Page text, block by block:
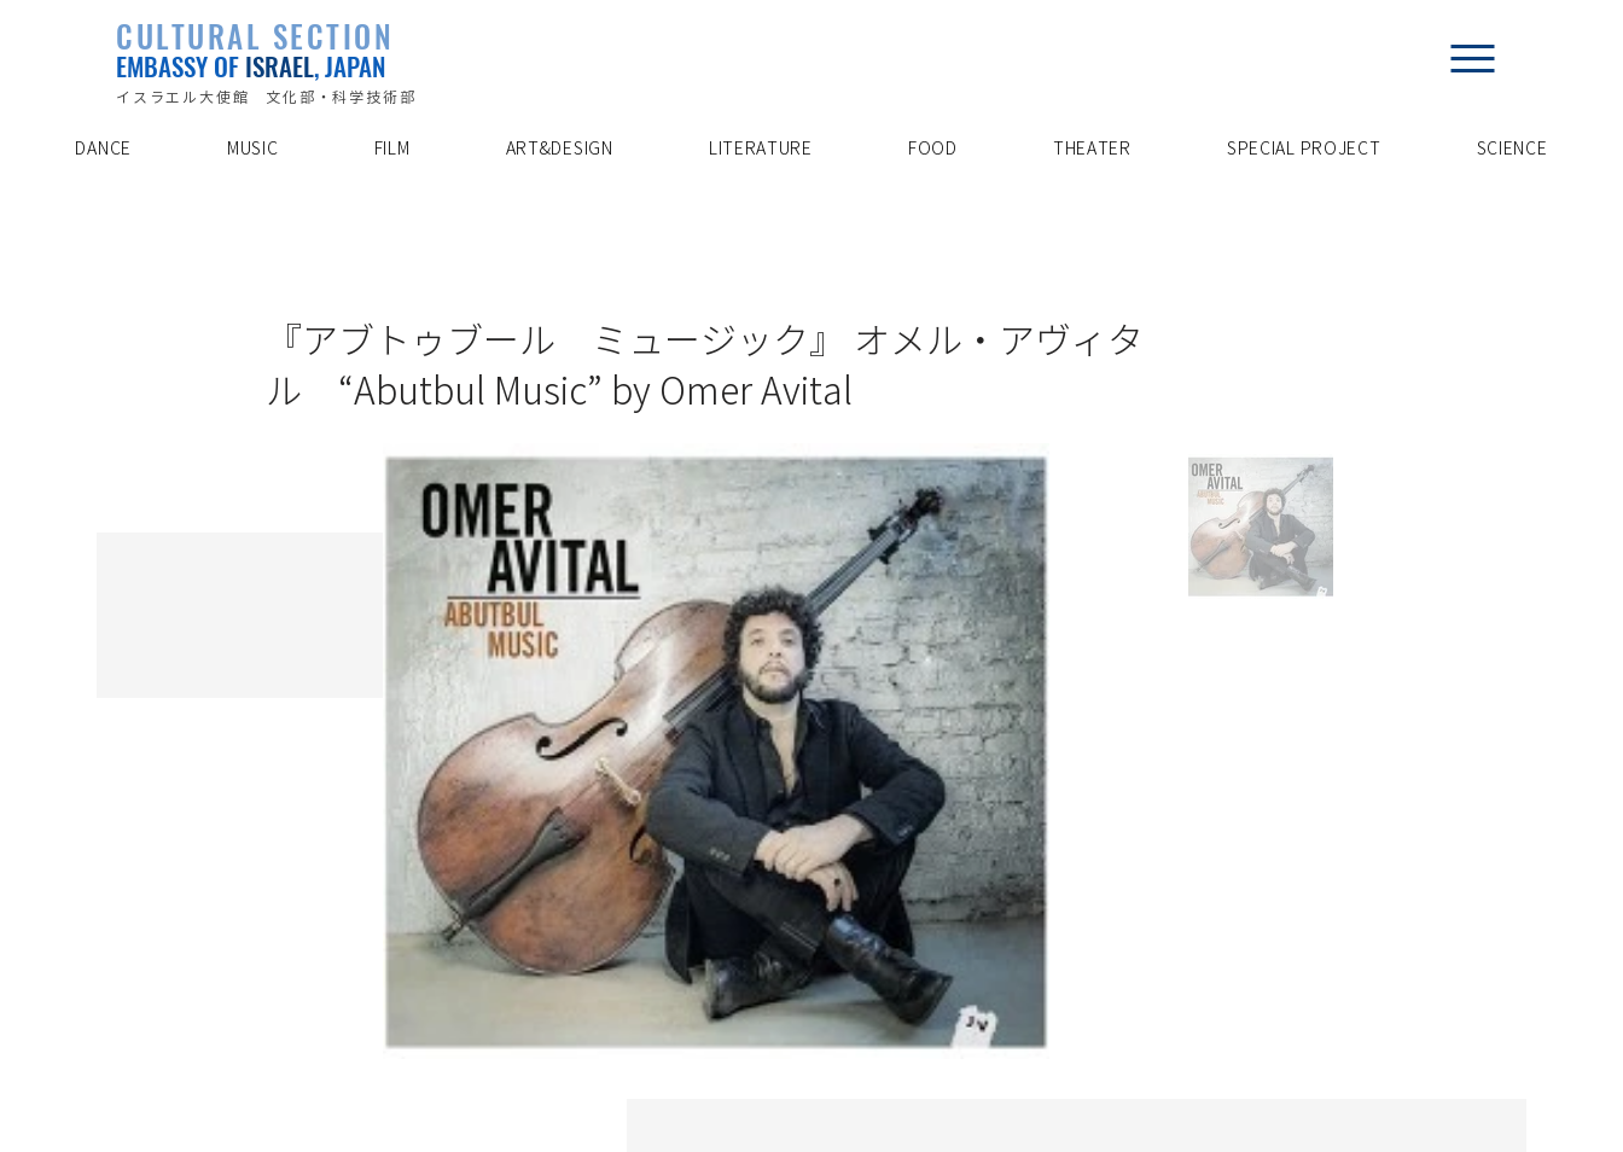
SPECIAL PROJECT
ABOUT US
CONTACT
CULTURAL SECTION
EMBASSY OFISRAEL, JAPAN
イスラエル大使館 文化部・科学技術部
DANCE MUSIC FILM ART&DESIGN LITERATURE FOOD THEATER SPECIAL PROJECT ​SCIENCE
『アブトゥブール ミュージック』 オメル・アヴィタ
ル “Abutbul Music” by Omer Avital